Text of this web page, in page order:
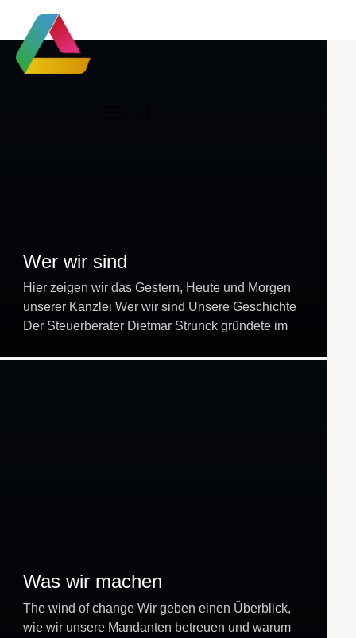
Wer wir sind
Hier zeigen wir das Gestern, Heute und Morgen
unserer Kanzlei Wer wir sind Unsere Geschichte
Der Steuerberater Dietmar Strunck gründete im
Was wir machen
The wind of change Wir geben einen Überblick,
wie wir unsere Mandanten betreuen und warum